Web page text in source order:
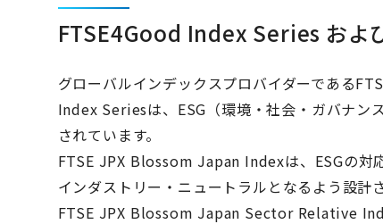
FTSE4Good Index Series お
グローバルインデックスプロバイダーである
Index Seriesは、ESG（環境・社会・ガバナン
されています。
FTSE JPX Blossom Japan Indexは、ESGの対
インダストリー・ニュートラルとなるよう設計
FTSE JPX Blossom Japan Sector Relative